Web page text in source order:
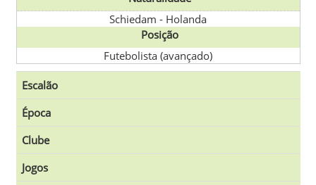
Schiedam - Holanda
Posição
Futebolista (avançado)
Escalão
Época
Clube
Jogos